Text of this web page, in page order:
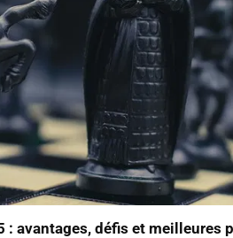
: avantages, défis et meilleures